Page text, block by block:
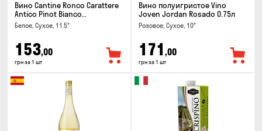
Вино Cantine Ronco Carattere
Antico Pinot Bianco
Chardonnay Rubicone IGT 1л
Белое, Сухое, 11.5°
153,00
грн за 1 шт
Вино полуигристое Vino
Joven Jordan Rosado 0.75л
Розовое, Сухое, 10°
171 ,00
грн за 1 шт